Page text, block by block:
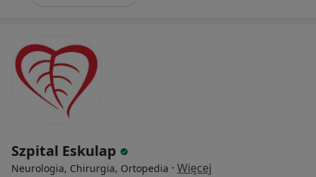
Szpital Eskulap
Neurologia, Chirurgia, Ortopedia · Więcej